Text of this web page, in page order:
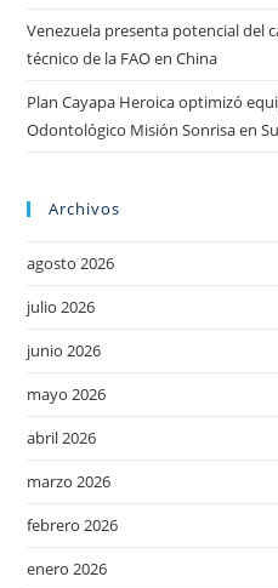
Venezuela presenta potencial del
técnico de la FAO en China
Plan Cayapa Heroica optimizó
Odontológico Misión Sonrisa en
Archivos
agosto 2026
julio 2026
junio 2026
mayo 2026
abril 2026
marzo 2026
febrero 2026
enero 2026